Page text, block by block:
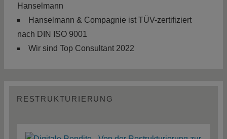
Hanselmann
Hanselmann & Compagnie ist TÜV-zertifiziert
nach DIN ISO 9001
Wir sind Top Consultant 2022
RESTRUKTURIERUNG